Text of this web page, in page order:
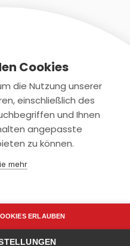
Cookies
die Nutzung unserer
einschließlich des
und Ihnen
angepasste
zu können.
mehr
ERLAUBEN